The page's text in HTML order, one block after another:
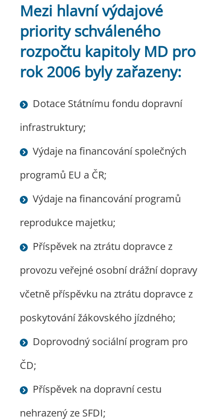
Mezi hlavní výdajové
priority schváleného
rozpočtu kapitoly MD pro
rok 2006 byly zařazeny:
Dotace Státnímu fondu dopravní
infrastruktury;
Výdaje na financování společných
programů EU a ČR;
Výdaje na financování programů
reprodukce majetku;
Příspěvek na ztrátu dopravce z
provozu veřejné osobní drážní dopravy
včetně příspěvku na ztrátu dopravce z
poskytování žákovského jízdného;
Doprovodný sociální program pro
ČD;
Příspěvek na dopravní cestu
nehrazený ze SFDI;